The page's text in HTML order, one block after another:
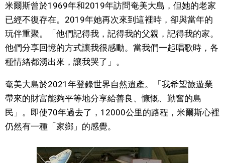
教育
工作勞動
家庭
醫療健康
米爾斯曾於1969年和2019年訪問奄美大島，但她的老家
已經不復存在。2019年她再次來到這裡時，卻與當年的
玩伴重聚。「他們記得我，記得我的父親，記得我的家。
他們分享回憶的方式讓我很感動。當我們一起唱歌時，各
種情緒都湧出來，讓我哭了」。
奄美大島於2021年登錄世界自然遺產。「我希望旅遊業
帶來的財富能夠平等地分享給善良、慷慨、勤奮的島
民」。即使70年過去了，12000公里的路程，米爾斯心裡
仍然有一種「家鄉」的感覺。